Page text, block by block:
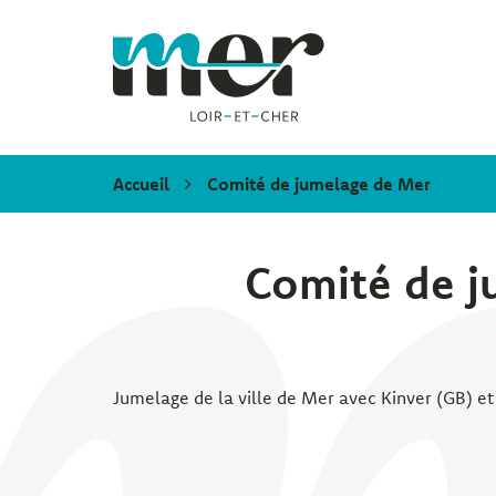
Mer
Accueil Comité de jumelage de Mer
Comité de
Jumelage de la ville de Mer avec Kinver (GB)